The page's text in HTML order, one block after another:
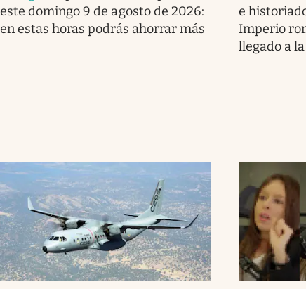
este domingo 9 de agosto de 2026:
en estas horas podrás ahorrar más
e
Imperio
llegado a